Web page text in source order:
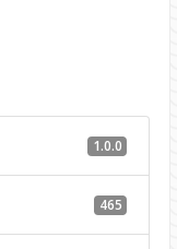
1.0.0
465